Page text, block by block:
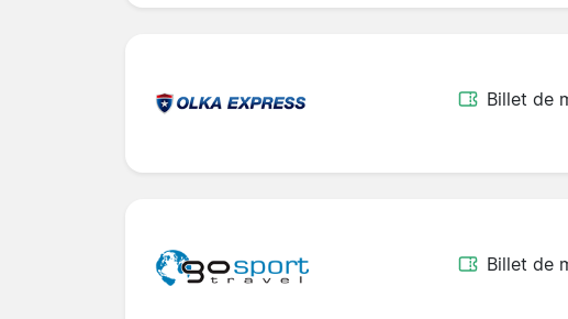
Billet de
Billet de